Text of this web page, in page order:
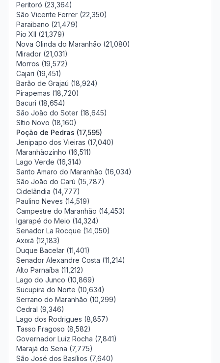
Peritoró (23,364)
São Vicente Ferrer (22,350)
Paraibano (21,479)
Pio XII (21,379)
Nova Olinda do Maranhão (21,080)
Mirador (21,031)
Morros (19,572)
Cajari (19,451)
Barão de Grajaú (18,924)
Pirapemas (18,720)
Bacuri (18,654)
São João do Soter (18,645)
Sítio Novo (18,160)
Poção de Pedras (17,595)
Jenipapo dos Vieiras (17,040)
Maranhãozinho (16,511)
Lago Verde (16,314)
Santo Amaro do Maranhão (16,034)
São João do Carú (15,787)
Cidelândia (14,777)
Paulino Neves (14,519)
Campestre do Maranhão (14,453)
Igarapé do Meio (14,324)
Senador La Rocque (14,050)
Axixá (12,183)
Duque Bacelar (11,401)
Senador Alexandre Costa (11,214)
Alto Parnaíba (11,212)
Lago do Junco (10,869)
Sucupira do Norte (10,634)
Serrano do Maranhão (10,299)
Cedral (9,346)
Lago dos Rodrigues (8,857)
Tasso Fragoso (8,582)
Governador Luiz Rocha (7,841)
Marajá do Sena (7,775)
São José dos Basílios (7,640)